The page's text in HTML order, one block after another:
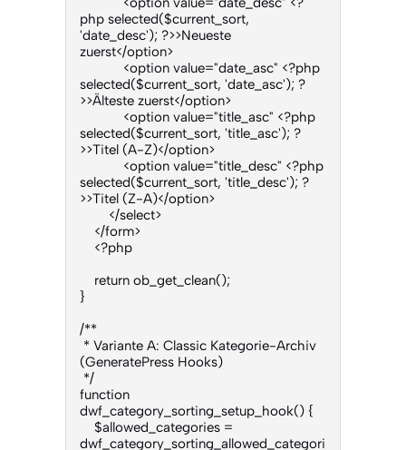
php selected($current_sort,
'date_desc'); ?>>Neueste
zuerst</option>
selected($current_sort, 'date_asc'); ?
>>Älteste zuerst</option>
selected($current_sort, 'title_asc'); ?
>>Titel (A-Z)</option>
selected($current_sort, 'title_desc'); ?
>>Titel (Z-A)</option>
}
/**
(GeneratePress Hooks)
function
dwf_category_sorting_setup_hook() {
dwf_category_sorting_allowed_categori